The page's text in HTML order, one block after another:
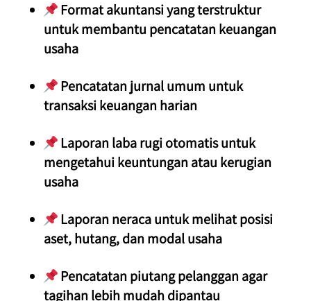
Format akuntansi yang terstruktur
untuk membantu pencatatan keuangan
usaha
Pencatatan jurnal umum untuk
transaksi keuangan harian
Laporan laba rugi otomatis untuk
mengetahui keuntungan atau kerugian
usaha
Laporan neraca untuk melihat posisi
aset, hutang, dan modal usaha
Pencatatan piutang pelanggan agar
tagihan lebih mudah dipantau